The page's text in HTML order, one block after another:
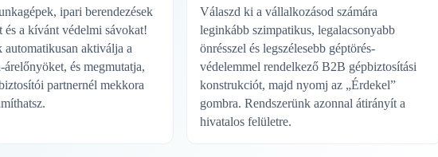
ipari berendezések
és a kívánt védelmi sávokat!
aktiválja a
árelőnyöket, és megmutatja,
partnernél mekkora
Válaszd ki a vállalkozásod számára
leginkább szimpatikus, legalacsonyabb
önrésszel és legszélesebb géptörés-
védelemmel rendelkező B2B gépbiztosítási
konstrukciót, majd nyomj az „Érdekel”
gombra. Rendszerünk azonnal átirányít a
hivatalos felületre.